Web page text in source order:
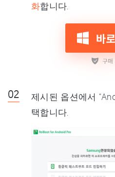
화합니다.
제시된 옵션에서
택합니다.